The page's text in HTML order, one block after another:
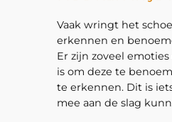
Vaak wringt het
erkennen en
Er zijn zoveel
is om deze te
te erkennen. Dit is
mee aan de slag